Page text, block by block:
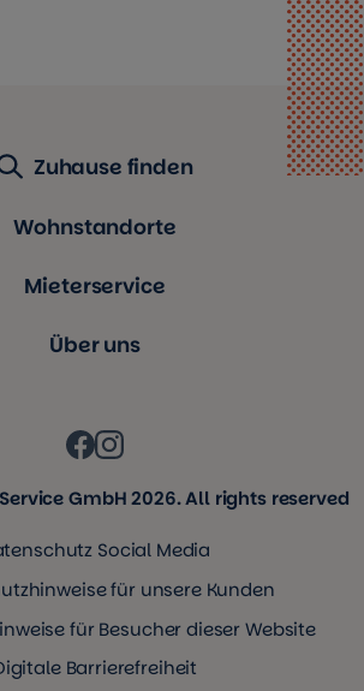
Zuhause finden
Wohnstandorte
Mieterservice
Über uns
GmbH 2026. All rights reserved
Social Media
für unsere Kunden
für Besucher dieser Website
Barrierefreiheit